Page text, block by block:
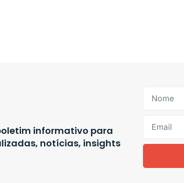
informativo para
notícias, insights